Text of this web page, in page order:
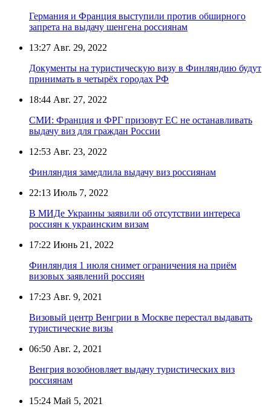
Германия и Франция выступили против обширного
запрета на выдачу шенгена россиянам
13:27 Авг. 29, 2022
Документы на туристическую визу в Финляндию будут
принимать в четырёх городах РФ
18:44 Авг. 27, 2022
СМИ: Франция и ФРГ призовут ЕС не останавливать
выдачу виз для граждан России
12:53 Авг. 23, 2022
Финляндия замедлила выдачу виз россиянам
22:13 Июль 7, 2022
В МИДе Украины заявили об отсутствии интереса
россиян к украинским визам
17:22 Июнь 21, 2022
Финляндия 1 июля снимет ограничения на приём
визовых заявлений россиян
17:23 Авг. 9, 2021
Визовый центр Венгрии в Москве перестал выдавать
туристические визы
06:50 Авг. 2, 2021
Венгрия возобновляет выдачу туристических виз
россиянам
15:24 Май 5, 2021